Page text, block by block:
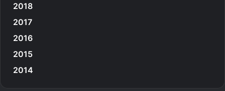
2018
2017
2016
2015
2014